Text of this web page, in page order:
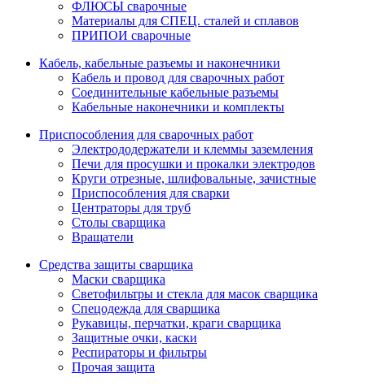
ФЛЮСЫ сварочные
Материалы для СПЕЦ. сталей и сплавов
ПРИПОИ сварочные
Кабель, кабельные разъемы и наконечники
Кабель и провод для сварочных работ
Соединительные кабельные разъемы
Кабельные наконечники и комплекты
Приспособления для сварочных работ
Электрододержатели и клеммы заземления
Печи для просушки и прокалки электродов
Круги отрезные, шлифовальные, зачистные
Приспособления для сварки
Центраторы для труб
Столы сварщика
Вращатели
Средства защиты сварщика
Маски сварщика
Светофильтры и стекла для масок сварщика
Спецодежда для сварщика
Рукавицы, перчатки, краги сварщика
Защитные очки, каски
Респираторы и фильтры
Прочая защита